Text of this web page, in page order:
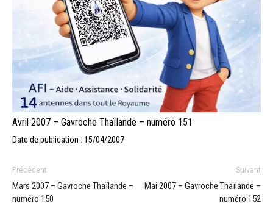
Avril 2007 – Gavroche Thaïlande – numéro 151
Date de publication : 15/04/2007
Précédent
Mars 2007 – Gavroche Thaïlande –
numéro 150
Suivant
Mai 2007 – Gavroche Thaïlande –
numéro 152